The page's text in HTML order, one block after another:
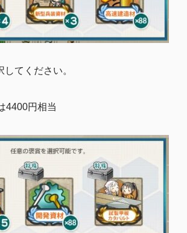
てください。
4400円相当